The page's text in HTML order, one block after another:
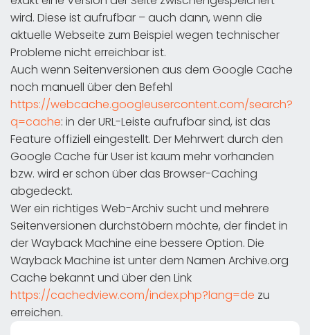
wird. Diese ist aufrufbar – auch dann, wenn die
aktuelle Webseite zum Beispiel wegen technischer
Probleme nicht erreichbar ist.
Auch wenn Seitenversionen aus dem Google Cache
noch manuell über den Befehl
https://webcache.googleusercontent.com/search?
q=cache: in der URL-Leiste aufrufbar sind, ist das
Feature offiziell eingestellt. Der Mehrwert durch den
Google Cache für User ist kaum mehr vorhanden
bzw. wird er schon über das Browser-Caching
abgedeckt.
Wer ein richtiges Web-Archiv sucht und mehrere
Seitenversionen durchstöbern möchte, der findet in
der Wayback Machine eine bessere Option. Die
Wayback Machine ist unter dem Namen Archive.org
Cache bekannt und über den Link
https://cachedview.com/index.php?lang=de zu
erreichen.